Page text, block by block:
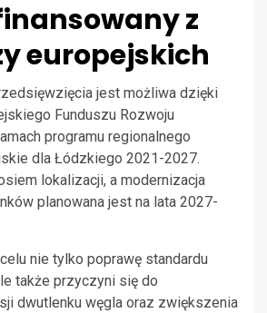
z
europejskich
jest możliwa dzięki
Funduszu Rozwoju
programu regionalnego
dla Łódzkiego 2021-2027.
lokalizacji, a modernizacja
planowana jest na lata 2027-
nie tylko poprawę standardu
także przyczyni się do
dwutlenku węgla oraz zwiększenia